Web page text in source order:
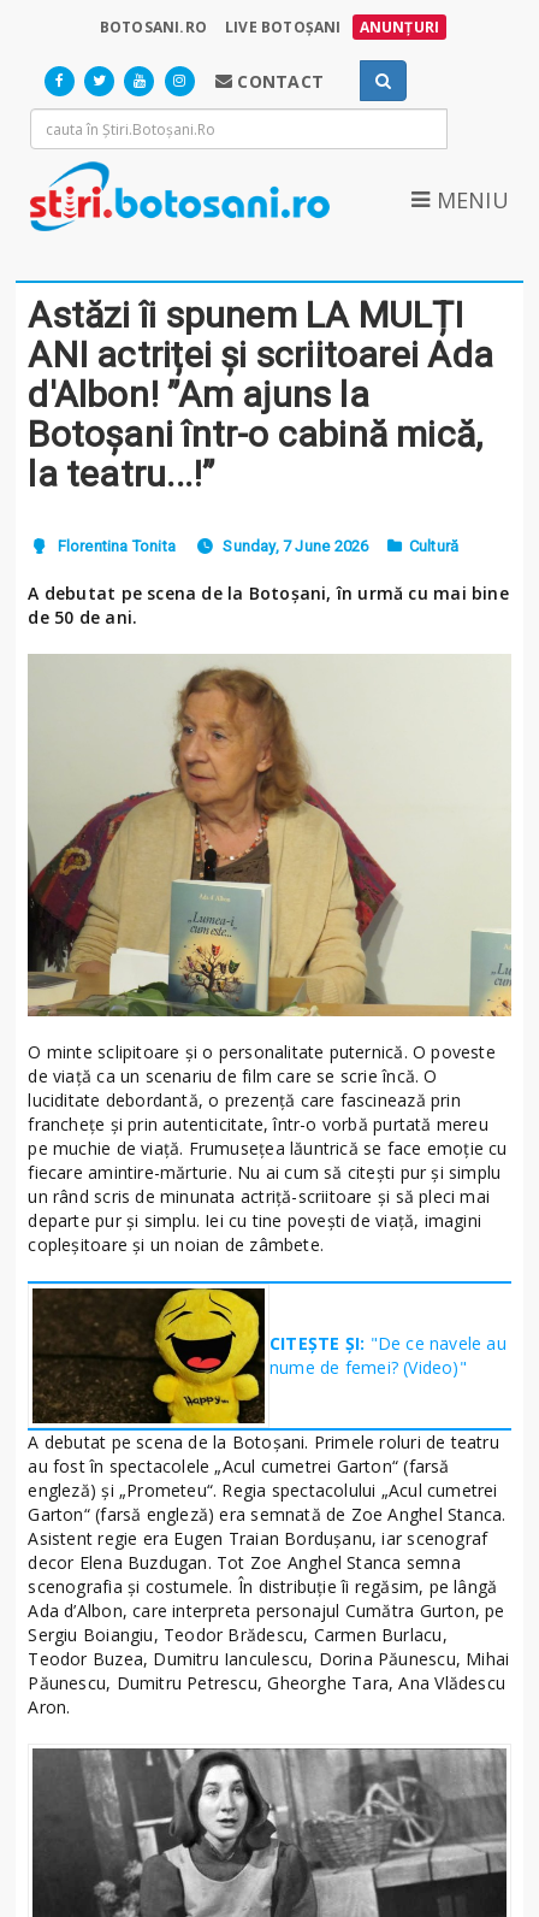
BOTOSANI.RO LIVE BOTOȘANI ANUNȚURI
CONTACT
MENIU
Astăzi îi spunem LA MULȚI
ANI actriței și scriitoarei Ada
d'Albon! ”Am ajuns la
Botoșani într-o cabină mică,
la teatru...!”
Florentina Tonita Sunday, 7 June 2026 Cultură
A debutat pe scena de la Botoșani, în urmă cu mai bine
de 50 de ani.
O minte sclipitoare și o personalitate puternică. O poveste
de viață ca un scenariu de film care se scrie încă. O
luciditate debordantă, o prezență care fascinează prin
franchețe și prin autenticitate, într-o vorbă purtată mereu
pe muchie de viață. Frumusețea lăuntrică se face emoție cu
fiecare amintire-mărturie. Nu ai cum să citești pur și simplu
un rând scris de minunata actriță-scriitoare și să pleci mai
departe pur și simplu. Iei cu tine povești de viață, imagini
copleșitoare și un noian de zâmbete.
CITEȘTE ȘI: "De ce navele au
nume de femei? (Video)"
A debutat pe scena de la Botoșani. Primele roluri de teatru
au fost în spectacolele „Acul cumetrei Garton“ (farsă
engleză) și „Prometeu“. Regia spectacolului „Acul cumetrei
Garton“ (farsă engleză) era semnată de Zoe Anghel Stanca.
Asistent regie era Eugen Traian Bordușanu, iar scenograf
decor Elena Buzdugan. Tot Zoe Anghel Stanca semna
scenografia și costumele. În distribuție îi regăsim, pe lângă
Ada d’Albon, care interpreta personajul Cumătra Gurton, pe
Sergiu Boiangiu, Teodor Brădescu, Carmen Burlacu,
Teodor Buzea, Dumitru Ianculescu, Dorina Păunescu, Mihai
Păunescu, Dumitru Petrescu, Gheorghe Tara, Ana Vlădescu
Aron.